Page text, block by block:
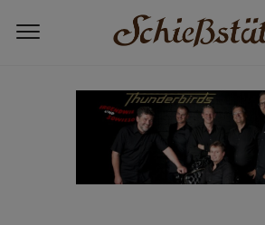
Home
Schießstättenfest mit den
THUNDERBIRDS im Biergarten